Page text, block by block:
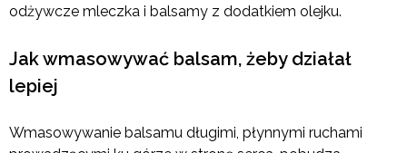
odżywcze mleczka i balsamy z dodatkiem olejku.
Jak wmasowywać balsam, żeby działał
lepiej
Wmasowywanie balsamu długimi, płynnymi ruchami